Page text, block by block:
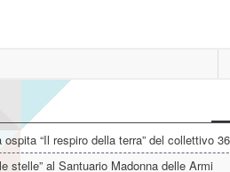
“Il respiro della terra” del collettivo
stelle” al Santuario Madonna delle Armi